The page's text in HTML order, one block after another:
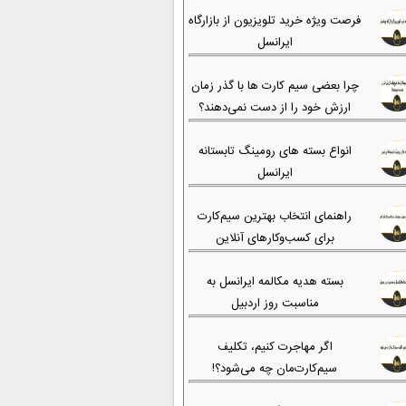
فرصت ویژه خرید تلویزیون از بازارگاه
ایرانسل
چرا بعضی سیم کارت ها با گذر زمان
ارزش خود را از دست نمی‌دهند؟
انواع بسته های رومینگ تابستانه
ایرانسل
راهنمای انتخاب بهترین سیم‌کارت
برای کسب‌وکارهای آنلاین
بسته هدیه مکالمه ایرانسل به
مناسبت روز اردبیل
اگر مهاجرت کنیم، تکلیف
سیم‌کارت‌مان چه می‌شود؟!